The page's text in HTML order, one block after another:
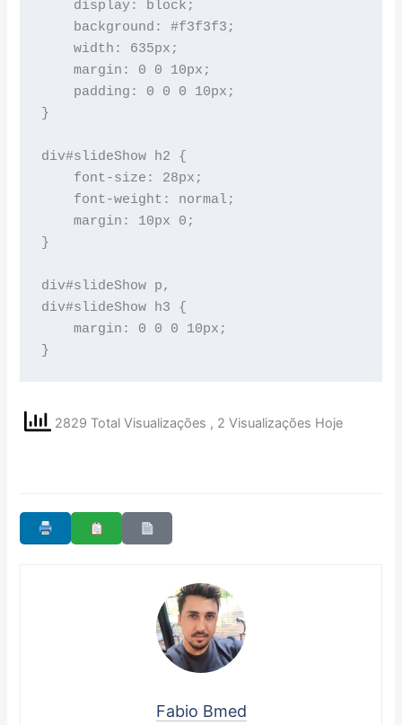
}
div#slideShow h2 {
}
div#slideShow p,
div#slideShow h3 {
2829 Total Visualizações , 2 Visualizações Hoje
Fabio Bmed